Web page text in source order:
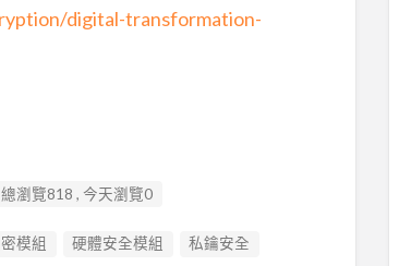
digital-transformation-
總瀏覽818 , 今天瀏覽0
模組 硬體安全模組
私鑰安全